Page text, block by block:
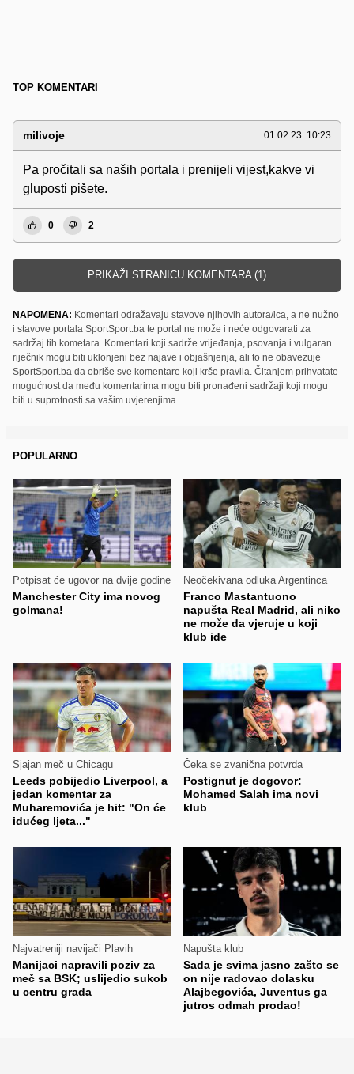
TOP KOMENTARI
milivoje 01.02.23. 10:23
Pa pročitali sa naših portala i prenijeli vijest,kakve vi
gluposti pišete.
0 2
PRIKAŽI STRANICU KOMENTARA (1)
NAPOMENA: Komentari odražavaju stavove njihovih autora/ica, a ne nužno
i stavove portala SportSport.ba te portal ne može i neće odgovarati za
sadržaj tih kometara. Komentari koji sadrže vrijeđanja, psovanja i vulgaran
riječnik mogu biti uklonjeni bez najave i objašnjenja, ali to ne obavezuje
SportSport.ba da obriše sve komentare koji krše pravila. Čitanjem prihvatate
mogućnost da među komentarima mogu biti pronađeni sadržaji koji mogu
biti u suprotnosti sa vašim uvjerenjima.
POPULARNO
Potpisat će ugovor na dvije godine
Manchester City ima novog
golmana!
Neočekivana odluka Argentinca
Franco Mastantuono
napušta Real Madrid, ali niko
ne može da vjeruje u koji
klub ide
Sjajan meč u Chicagu
Leeds pobijedio Liverpool, a
jedan komentar za
Muharemovića je hit: "On će
idućeg ljeta..."
Čeka se zvanična potvrda
Postignut je dogovor:
Mohamed Salah ima novi
klub
Najvatreniji navijači Plavih
Manijaci napravili poziv za
meč sa BSK; uslijedio sukob
u centru grada
Napušta klub
Sada je svima jasno zašto se
on nije radovao dolasku
Alajbegovića, Juventus ga
jutros odmah prodao!